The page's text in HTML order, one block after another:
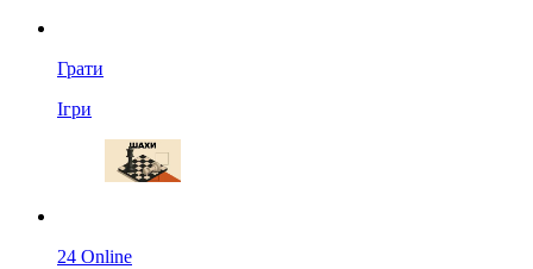
Грати
Ігри
24 Online